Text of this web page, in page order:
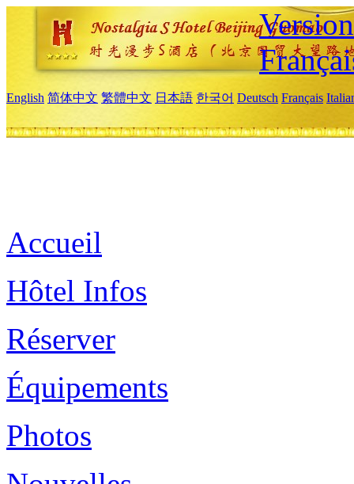
English 简体中文 繁體中文 日本語 한국어 Deutsch Français
Accueil
Hôtel Infos
Réserver
Équipements
Photos